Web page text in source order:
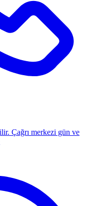
Çağrı merkezi gün ve